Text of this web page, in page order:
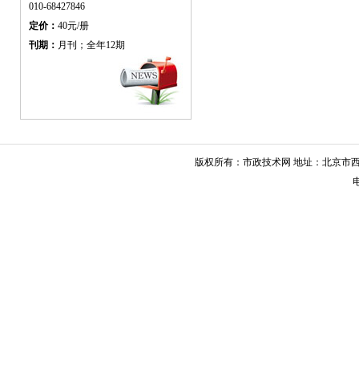
010-68427846
定价： 40元/册
刊期： 月刊；全年12期
版权所有：市政技术网 地址：北京市